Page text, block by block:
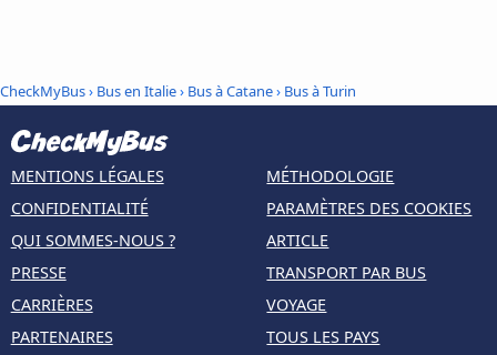
CheckMyBus› Bus en Italie› Bus à Catane› Bus à Turin
MENTIONS LÉGALES
CONFIDENTIALITÉ
QUI SOMMES-NOUS ?
PRESSE
CARRIÈRES
PARTENAIRES
MÉTHODOLOGIE
PARAMÈTRES DES COOKIES
ARTICLE
TRANSPORT PAR BUS
VOYAGE
TOUS LES PAYS